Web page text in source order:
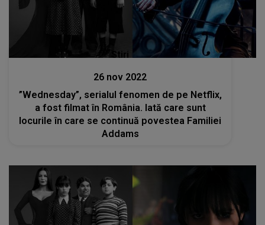
Stiri
26 nov 2022
”Wednesday”, serialul fenomen de pe Netflix,
a fost filmat în România. Iată care sunt
locurile în care se continuă povestea Familiei
Addams